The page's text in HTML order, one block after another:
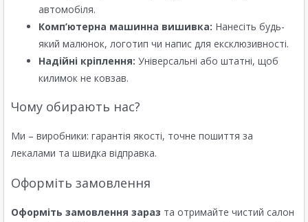
автомобіля.
Комп’ютерна машинна вишивка: Нанесіть будь-
який малюнок, логотип чи напис для ексклюзивності.
Надійні кріплення: Універсальні або штатні, щоб
килимок не ковзав.
Чому обирають нас?
Ми – виробники: гарантія якості, точне пошиття за
лекалами та швидка відправка.
Оформіть замовлення
Оформіть замовлення зараз та отримайте чистий салон